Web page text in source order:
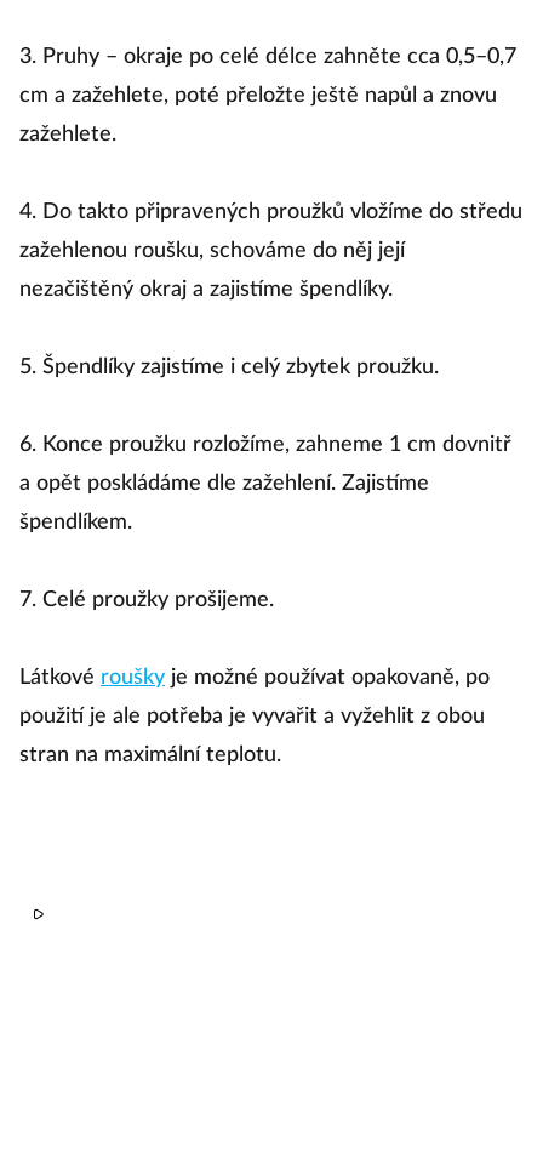
3. Pruhy – okraje po celé délce zahněte cca 0,5–0,7
cm a zažehlete, poté přeložte ještě napůl a znovu
zažehlete.
4. Do takto připravených proužků vložíme do středu
zažehlenou roušku, schováme do něj její
nezačištěný okraj a zajistíme špendlíky.
5. Špendlíky zajistíme i celý zbytek proužku.
6. Konce proužku rozložíme, zahneme 1 cm dovnitř
a opět poskládáme dle zažehlení. Zajistíme
špendlíkem.
7. Celé proužky prošijeme.
Látkové roušky je možné používat opakovaně, po
použití je ale potřeba je vyvařit a vyžehlit z obou
stran na maximální teplotu.